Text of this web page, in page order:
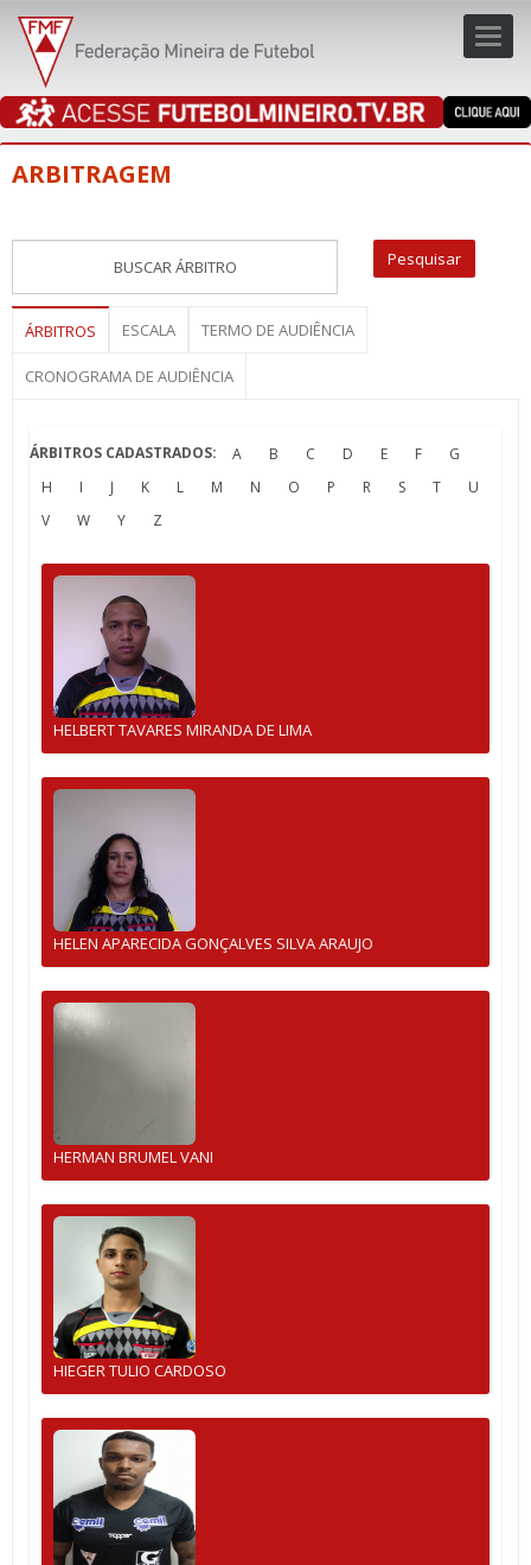
ARBITRAGEM
ÁRBITROS ESCALA TERMO DE AUDIÊNCIA
CRONOGRAMA DE AUDIÊNCIA
ÁRBITROS CADASTRADOS: A B C D E F
G
H
I J K L M N O P R S T
U
V
W Y Z
HELBERT TAVARES MIRANDA DE LIMA
HELEN APARECIDA GONÇALVES SILVA ARAUJO
HERMAN BRUMEL VANI
HIEGER TULIO CARDOSO